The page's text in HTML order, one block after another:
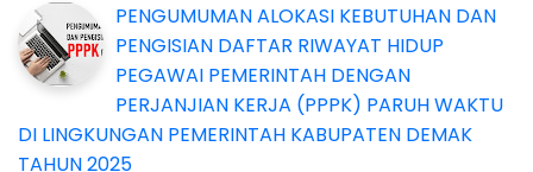
PENGUMUMAN ALOKASI KEBUTUHAN DAN
PENGISIAN DAFTAR RIWAYAT HIDUP
PEGAWAI PEMERINTAH DENGAN
PERJANJIAN KERJA (PPPK) PARUH WAKTU
DI LINGKUNGAN PEMERINTAH KABUPATEN DEMAK
TAHUN 2025